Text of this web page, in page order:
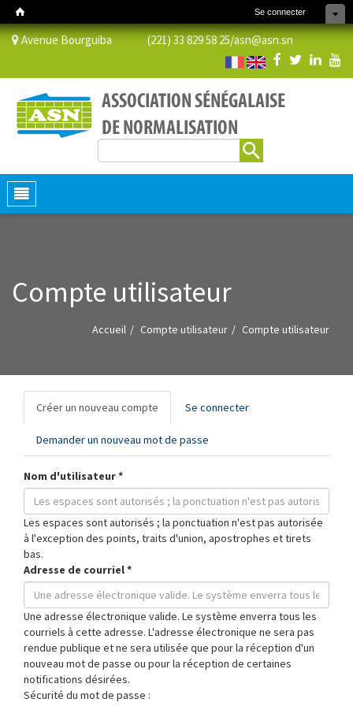
Se connecter
Avenue Bourguiba (221) 33 829 58 25/asn@asn.sn
Formulaire de recherche
Toggle
navigation
Compte utilisateur
Accueil Compte utilisateur Compte utilisateur
Onglets
principaux
Créer un nouveau compte (onglet
actif)
Se connecter
Demander un nouveau mot de passe
Nom d'utilisateur*
Les espaces sont autorisés ; la ponctuation n'est pas autorisée
à l'exception des points, traits d'union, apostrophes et tirets
bas.
Adresse de courriel*
Une adresse électronique valide. Le système enverra tous les
courriels à cette adresse. L'adresse électronique ne sera pas
rendue publique et ne sera utilisée que pour la réception d'un
nouveau mot de passe ou pour la réception de certaines
notifications désirées.
Sécurité du mot de passe :